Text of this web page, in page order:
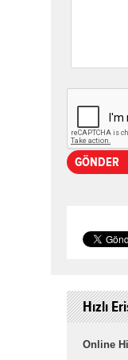
Hızlı
Online